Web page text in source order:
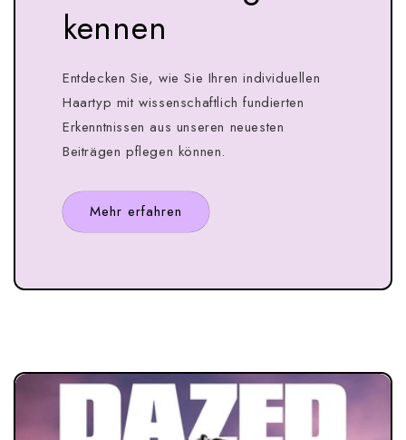
kennen
Entdecken Sie, wie Sie Ihren individuellen
Haartyp mit wissenschaftlich fundierten
Erkenntnissen aus unseren neuesten
Beiträgen pflegen können.
Mehr erfahren